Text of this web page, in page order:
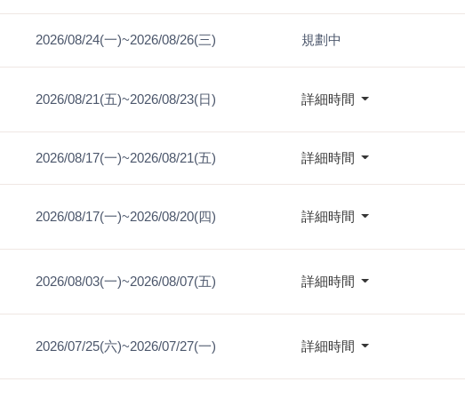
2026/08/24(一)~2026/08/26(三) 規劃中
2026/08/21(五)~2026/08/23(日) 詳細時間
2026/08/17(一)~2026/08/21(五) 詳細時間
2026/08/17(一)~2026/08/20(四) 詳細時間
2026/08/03(一)~2026/08/07(五) 詳細時間
2026/07/25(六)~2026/07/27(一) 詳細時間